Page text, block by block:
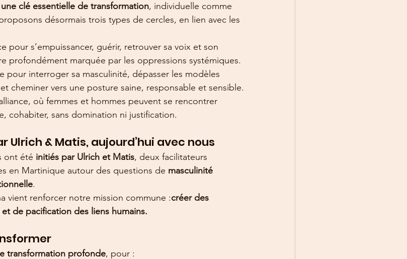
une clé essentielle de transformation, individuelle comme
désormais trois types de cercles, en lien avec les
pour s’empuissancer, guérir, retrouver sa voix et son
profondément marquée par les oppressions systémiques.
pour interroger sa masculinité, dépasser les modèles
cheminer vers une posture saine, responsable et sensible.
où femmes et hommes peuvent se rencontrer
cohabiter, sans domination ni justification.
Ulrich & Matis, aujourd’hui avec nous
ont été initiés par Ulrich et Matis, deux facilitateurs
en Martinique autour des questions de masculinité
.
vient renforcer notre mission commune :créer des
de pacification des liens humains.
transformation profonde, pour :